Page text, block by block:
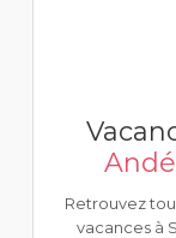
Retrouvez
vacances à